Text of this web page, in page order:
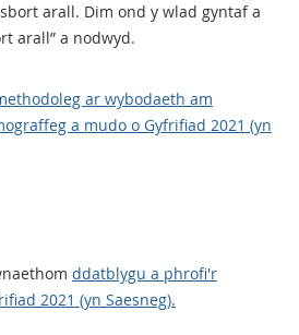
arall. Dim ond y wlad gyntaf a
arall” a nodwyd.
ar wybodaeth am
a mudo o Gyfrifiad 2021 (yn
ddatblygu a phrofi'r
2021 (yn Saesneg).